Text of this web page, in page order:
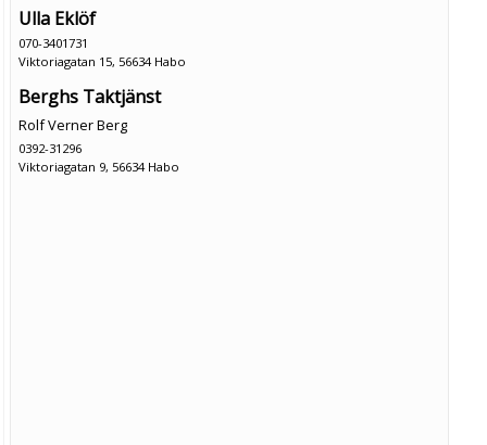
Ulla Eklöf
070-3401731
Viktoriagatan 15, 56634 Habo
Berghs Taktjänst
Rolf Verner Berg
0392-31296
Viktoriagatan 9, 56634 Habo